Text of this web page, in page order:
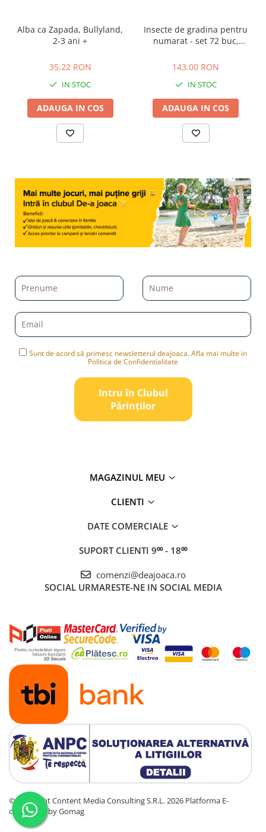
Alba ca Zapada, Bullyland,
2-3 ani +
35,22 RON
IN STOC
ADAUGA IN COS
Insecte de gradina pentru
numarat - set 72 buc,
+
143,00 RON
IN STOC
ADAUGA IN COS
Sunt de acord să primesc newsletterul deajoaca. Afla mai multe in
Politica de Confidentialitate
Intru în Clubul
Pǎrinților
MAGAZINUL MEU
CLIENTI
DATE COMERCIALE
SUPORT CLIENTI 9⁰⁰ - 18⁰⁰
comenzi@deajoaca.ro
SOCIAL URMARESTE-NE IN SOCIAL MEDIA
©Copyright Content Media Consulting S.R.L. 2026 Platforma E-
commerce by Gomag